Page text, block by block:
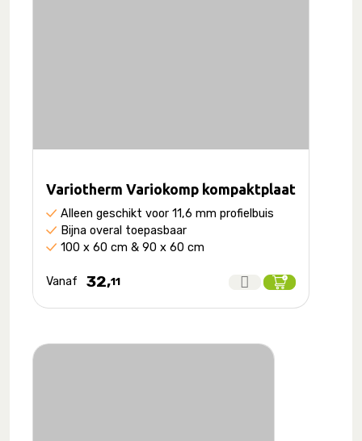
Variotherm Variokomp kompaktplaat
Alleen geschikt voor 11,6 mm profielbuis
Bijna overal toepasbaar
100 x 60 cm & 90 x 60 cm
Vanaf 32,11